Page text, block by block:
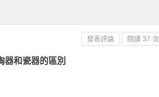
器和瓷器的區別
發表評論 閱讀 37 次